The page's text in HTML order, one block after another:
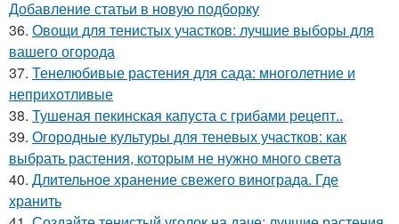
Добавление статьи в новую подборку
36. Овощи для тенистых участков: лучшие выборы для
вашего огорода
37. Тенелюбивые растения для сада: многолетние и
неприхотливые
38. Тушеная пекинская капуста с грибами рецепт..
39. Огородные культуры для теневых участков: как
выбрать растения, которым не нужно много света
40. Длительное хранение свежего винограда. Где
хранить